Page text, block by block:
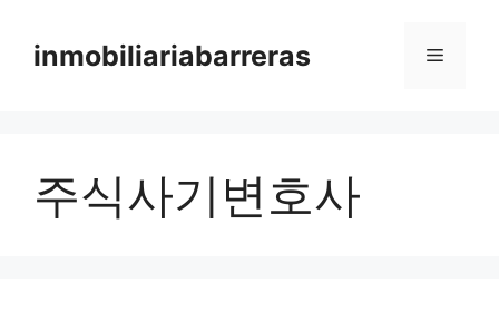
contentinmobiliariabarreras Menu
주식사기변호사